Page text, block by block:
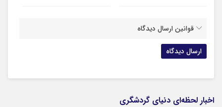
قوانین ارسال دیدگاه
اخبار لحظه‌ای دنیای گردشگری